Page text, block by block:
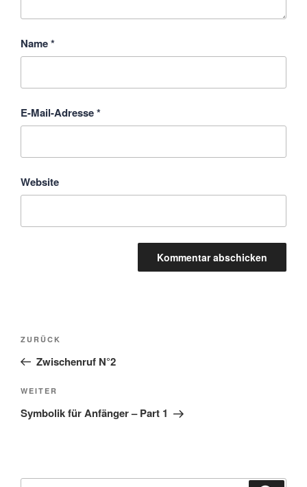
Name*
E-Mail-Adresse*
Website
Beitragsnavigation
Vorheriger
Beitrag
ZURÜCK
Zwischenruf N°2
Nächster
Beitrag
WEITER
Symbolik für Anfänger – Part 1